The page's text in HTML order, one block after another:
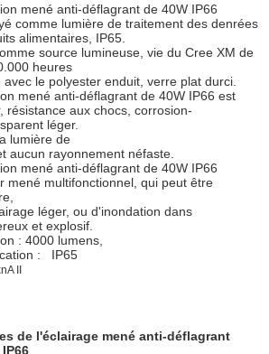
mené anti-déflagrant de 40W IP66
comme lumière de traitement des denrées
alimentaires, IP65.
source lumineuse, vie du Cree XM de
heures
le polyester enduit, verre plat durci.
mené anti-déflagrant de 40W IP66 est
résistance aux chocs, corrosion-
léger.
lumière de
aucun rayonnement néfaste.
mené anti-déflagrant de 40W IP66
mené multifonctionnel, qui peut être
léger, ou d'inondation dans
et explosif.
: 4000 lumens,
: IP65
II
de l'éclairage mené anti-déflagrant